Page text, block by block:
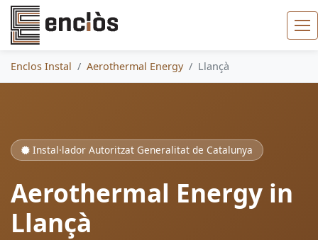
Enclos Instal Aerothermal Energy Llançà
Instal·lador Autoritzat Generalitat de Catalunya
Aerothermal Energy in
Llançà